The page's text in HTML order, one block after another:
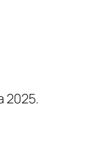
2025.